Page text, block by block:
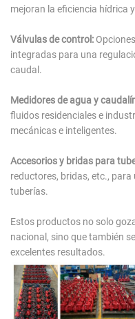
mejoran la eficiencia hídrica
Válvulas de control:
integradas para una
caudal.
Medidores de agua y
fluidos residenciales e
mecánicas e inteligentes.
Accesorios y bridas para
reductores, bridas, etc.,
tuberías.
Estos productos no solo
nacional, sino que también
excelentes resultados.